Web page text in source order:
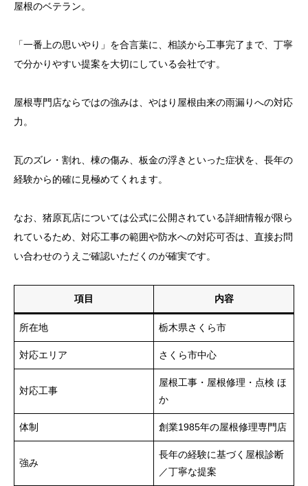
屋根のベテラン。
「一番上の思いやり」を合言葉に、相談から工事完了まで、丁寧
で分かりやすい提案を大切にしている会社です。
屋根専門店ならではの強みは、やはり屋根由来の雨漏りへの対応
力。
瓦のズレ・割れ、棟の傷み、板金の浮きといった症状を、長年の
経験から的確に見極めてくれます。
なお、猪原瓦店については公式に公開されている詳細情報が限ら
れているため、対応工事の範囲や防水への対応可否は、直接お問
い合わせのうえご確認いただくのが確実です。
項目 内容
所在地 栃木県さくら市
対応エリア さくら市中心
対応工事
屋根工事・屋根修理・点検 ほ
か
体制 創業1985年の屋根修理専門店
強み
長年の経験に基づく屋根診断
／丁寧な提案